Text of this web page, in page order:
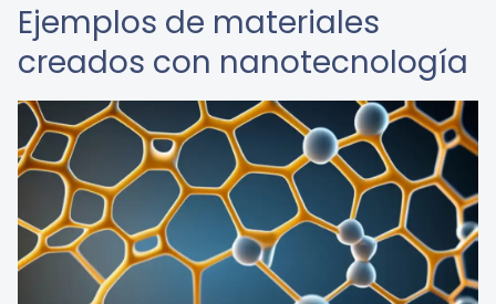
Ejemplos de materiales
creados con nanotecnología